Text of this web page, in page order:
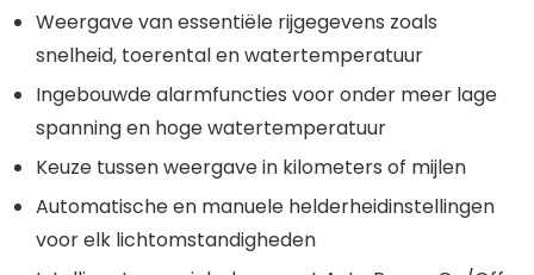
Weergave van essentiële rijgegevens zoals
snelheid, toerental en watertemperatuur
Ingebouwde alarmfuncties voor onder meer lage
spanning en hoge watertemperatuur
Keuze tussen weergave in kilometers of mijlen
Automatische en manuele helderheidinstellingen
voor elk lichtomstandigheden